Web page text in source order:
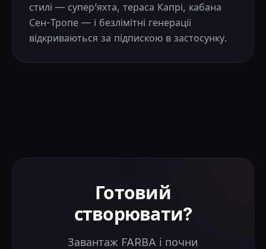
стилі — суперʼяхта, тераса Капрі, кабана
Сен-Тропе — і безлімітні генерації
відкриваються за підпискою в застосунку.
Готовий
створювати?
Завантаж FARBA і почни